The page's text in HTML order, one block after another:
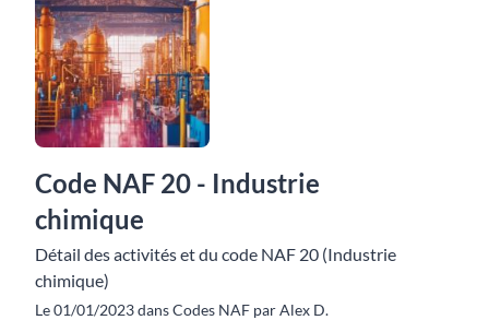
Code NAF 20 - Industrie
chimique
Détail des activités et du code NAF 20 (Industrie
chimique)
Le 01/01/2023 dans Codes NAF par Alex D.